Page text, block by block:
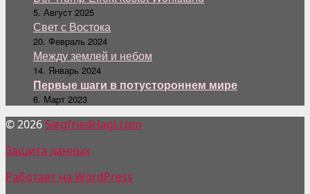
5. Август 2025
Свет с Востока
20. Февраль 2024
Между землей и небом
14. Январь 2024
Первые шаги в потустороннем мире
6. Март 2023
© 2026 SiegfriedHagl.com
Защита данных
Работает на WordPress